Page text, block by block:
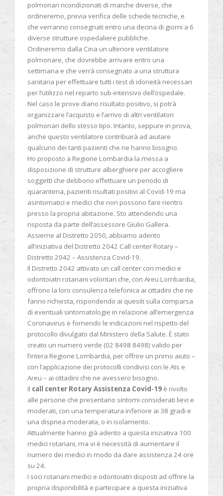
polmonari ricondizionati di marche diverse, che
ordineremo, previa verifica delle schede tecniche, e
che verranno consegnati entro una decina di giorni a 6
diverse strutture ospedaliere pubbliche.
Ordineremo dalla Cina un ulteriore ventilatore
polmonare, che dovrebbe arrivare entro una
settimana e che verrà consegnato a una struttura
sanitaria per effettuare tutti i test di idoneità necessari
per l’utilizzo nel reparto sub-intensivo dell’ospedale.
Nel caso le prove diano risultato positivo, si potrà
organizzare l’acquisto e l’arrivo di altri ventilatori
polmonari dello stesso tipo. Intanto, seppure in prova,
anche questo ventilatore contribuirà ad aiutare
qualcuno dei tanti pazienti che ne hanno bisogno.
Ho proposto a Regione Lombardia la messa a
disposizione di strutture alberghiere per accogliere
soggetti che debbono effettuare un periodo di
quarantena, pazienti risultati positivi al Covid-19 ma
asintomatici e medici che non possono fare rientro
presso la propria abitazione. Sto attendendo una
risposta da parte dell’assessore Giulio Gallera.
Assieme al Distretto 2050, abbiamo aderito
all’iniziativa del Distretto 2042 Call center Rotary –
Distretto 2042 – Assistenza Covid-19.
Il Distretto 2042 attivato un call center con medici e
odontoiatri rotariani volontari che, con Areu Lombardia,
offrono la loro consulenza telefonica ai cittadini che ne
fanno richiesta, rispondendo ai quesiti sulla comparsa
di eventuali sintomatologie in relazione all’emergenza
Coronavirus e fornendo le indicazioni nel rispetto del
protocollo divulgato dal Ministero della Salute. È stato
creato un numero verde (02 8498 8498) valido per
l’intera Regione Lombardia, per offrire un primo aiuto –
con l’applicazione dei protocolli condivisi con le Ats e
Areu – ai cittadini che ne avessero bisogno.
Il call center Rotary Assistenza Covid-19 è rivolto
alle persone che presentano sintomi considerati lievi e
moderati, con una temperatura inferiore ai 38 gradi e
una dispnea moderata, o in isolamento.
Attualmente hanno già aderito a questa iniziativa 100
medici rotariani, ma vi è necessità di aumentare il
numero dei medici in modo da dare assistenza 24 ore
su 24.
I soci rotariani medici e odontoiatri disposti ad offrire la
propria disponibilità e partecipare a questa iniziativa